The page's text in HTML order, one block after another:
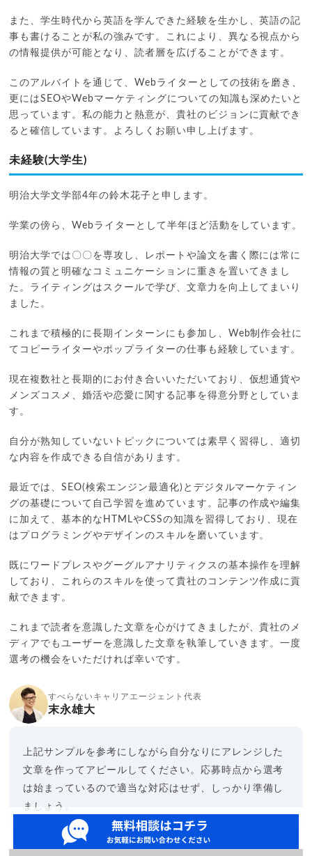
また、学生時代から英語を学んできた経験を生かし、英語の記
事も書けることが私の強みです。これにより、異なる視点から
の情報提供が可能となり、読者層を広げることができます。
このアルバイトを通じて、Webライターとしての技術を磨き、
更にはSEOやWebマーケティングについての知識も深めたいと
思っています。私の能力と熱意が、貴社のビジョンに貢献でき
ると確信しています。よろしくお願い申し上げます。
未経験(大学生)
明治大学文学部4年の鈴木花子と申します。
学業の傍ら、Webライターとして半年ほど活動をしています。
明治大学では〇〇を専攻し、レポートや論文を書く際には常に
情報の質と明確なコミュニケーションに重きを置いてきまし
た。ライティングはスクールで学び、文章力を向上してまいり
ました。
これまで積極的に長期インターンにも参加し、Web制作会社に
てコピーライターやポップライターの仕事も経験しています。
現在複数社と長期的にお付き合いいただいており、仮想通貨や
メンズコスメ、婚活や恋愛に関する記事を得意分野としていま
す。
自分が熟知していないトピックについては素早く習得し、適切
な内容を作成できる自信があります。
最近では、SEO(検索エンジン最適化)とデジタルマーケティン
グの基礎について自己学習を進めています。記事の作成や編集
に加えて、基本的なHTMLやCSSの知識を習得しており、現在
はプログラミングやデザインのスキルを磨いています。
既にワードプレスやグーグルアナリティクスの基本操作を理解
しており、これらのスキルを使って貴社のコンテンツ作成に貢
献できます。
これまで読者を意識した文章を心がけてきましたが、貴社のメ
ディアでもユーザーを意識した文章を執筆していきます。一度
選考の機会をいただければ幸いです。
すべらないキャリアエージェント代表
末永雄大
上記サンプルを参考にしながら自分なりにアレンジした
文章を作ってアピールしてください。応募時点から選考
は始まっているので適当な対応はせず、しっかり準備し
ましょう。